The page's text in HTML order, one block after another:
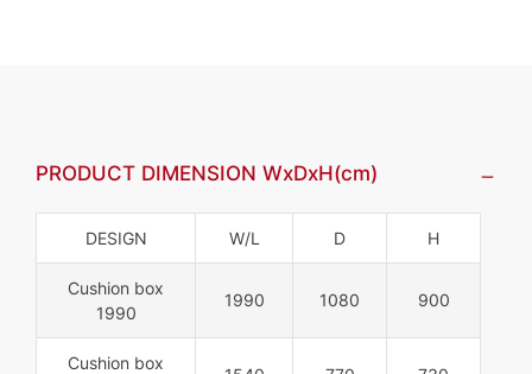
PRODUCT DIMENSION WxDxH(cm)
DESIGN W/L D H
Cushion box
1990
1990 1080 900
Cushion box